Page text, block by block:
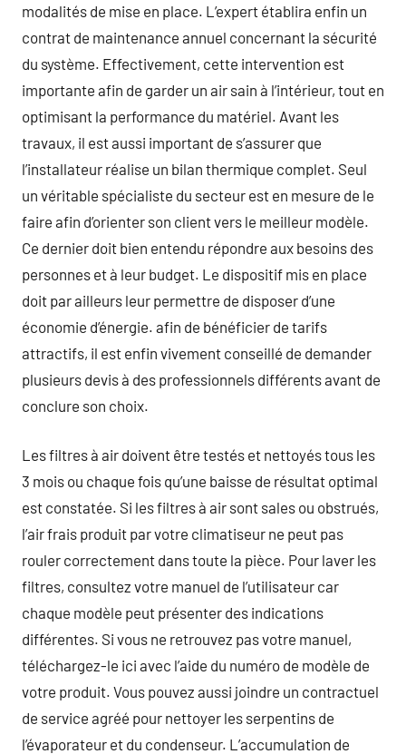
modalités de mise en place. L’expert établira enfin un
contrat de maintenance annuel concernant la sécurité
du système. Effectivement, cette intervention est
importante afin de garder un air sain à l’intérieur, tout en
optimisant la performance du matériel. Avant les
travaux, il est aussi important de s’assurer que
l’installateur réalise un bilan thermique complet. Seul
un véritable spécialiste du secteur est en mesure de le
faire afin d’orienter son client vers le meilleur modèle.
Ce dernier doit bien entendu répondre aux besoins des
personnes et à leur budget. Le dispositif mis en place
doit par ailleurs leur permettre de disposer d’une
économie d’énergie. afin de bénéficier de tarifs
attractifs, il est enfin vivement conseillé de demander
plusieurs devis à des professionnels différents avant de
conclure son choix.
Les filtres à air doivent être testés et nettoyés tous les
3 mois ou chaque fois qu’une baisse de résultat optimal
est constatée. Si les filtres à air sont sales ou obstrués,
l’air frais produit par votre climatiseur ne peut pas
rouler correctement dans toute la pièce. Pour laver les
filtres, consultez votre manuel de l’utilisateur car
chaque modèle peut présenter des indications
différentes. Si vous ne retrouvez pas votre manuel,
téléchargez-le ici avec l’aide du numéro de modèle de
votre produit. Vous pouvez aussi joindre un contractuel
de service agréé pour nettoyer les serpentins de
l’évaporateur et du condenseur. L’accumulation de